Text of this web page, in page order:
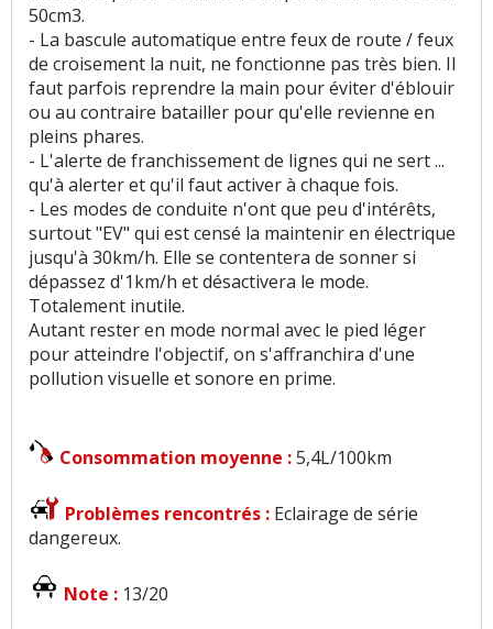
50cm3.
- La bascule automatique entre feux de route / feux
de croisement la nuit, ne fonctionne pas très bien. Il
faut parfois reprendre la main pour éviter d'éblouir
ou au contraire batailler pour qu'elle revienne en
pleins phares.
- L'alerte de franchissement de lignes qui ne sert ...
qu'à alerter et qu'il faut activer à chaque fois.
- Les modes de conduite n'ont que peu d'intérêts,
surtout "EV" qui est censé la maintenir en électrique
jusqu'à 30km/h. Elle se contentera de sonner si
dépassez d'1km/h et désactivera le mode.
Totalement inutile.
Autant rester en mode normal avec le pied léger
pour atteindre l'objectif, on s'affranchira d'une
pollution visuelle et sonore en prime.
Consommation moyenne :5,4L/100km
Problèmes rencontrés : Eclairage de série
dangereux.
Note : 13/20